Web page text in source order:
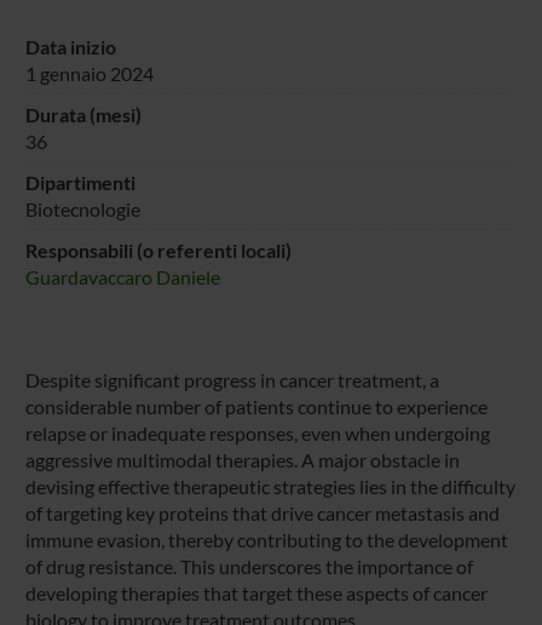
Data inizio
1 gennaio 2024
Durata (mesi)
36
Dipartimenti
Biotecnologie
Responsabili (o referenti locali)
Guardavaccaro Daniele
Despite significant progress in cancer treatment, a
considerable number of patients continue to experience
relapse or inadequate responses, even when undergoing
aggressive multimodal therapies. A major obstacle in
devising effective therapeutic strategies lies in the difficulty
of targeting key proteins that drive cancer metastasis and
immune evasion, thereby contributing to the development
of drug resistance. This underscores the importance of
developing therapies that target these aspects of cancer
biology to improve treatment outcomes.